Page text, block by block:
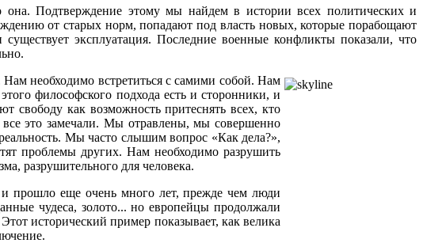
Подтверждение этому мы найдем в истории всех политических и
от старых норм, попадают под власть новых, которые порабощают
эксплуатация. Последние военные конфликты показали, что
необходимо встретиться с самими собой. Нам
философского подхода есть и сторонники, и
свободу как возможность притеснять всех, кто
все это замечали. Мы отравлены, мы совершенно
Мы часто слышим вопрос «Как дела?»,
проблемы других. Нам необходимо разрушить
разрушительного для человека.
прошло еще очень много лет, прежде чем люди
чудеса, золото... но европейцы продолжали
исторический пример показывает, как велика